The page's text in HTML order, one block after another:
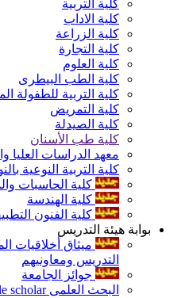
كلية التربية
كلية الاداب
كلية الزراعة
كلية التجارة
كلية العلوم
كلية الطب البيطرى
كلية التربية للطفولة
كلية التمريض
كلية الصيدلة
كلية طب الأسنان
معهد الدراسات العليا
كلية التربية النوعية
كلية الحاسبات
كلية الهندسة
كلية الفنون
بوابة هيئة التدريس
ميثاق أخلاقيات
التدريس ومعاونيهم
جوائز الجامعة
البحث العلمى Google scholar